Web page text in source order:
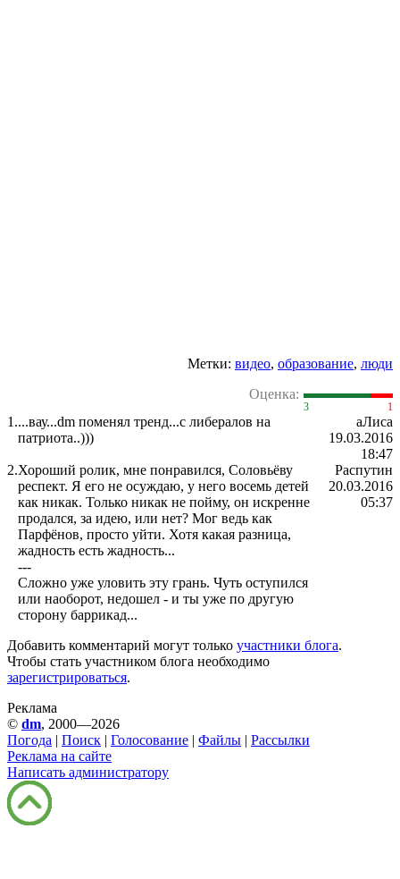
Метки: видео, образование, люди
Оценка:
3 1
1....вау...dm поменял тренд...с либералов на
патриота..)))
аЛиса
19.03.2016
18:47
2.Хороший ролик, мне понравился, Соловьёву
респект. Я его не осуждаю, у него восемь детей
как никак. Только никак не пойму, он искренне
продался, за идею, или нет? Мог ведь как
Парфёнов, просто уйти. Хотя какая разница,
жадность есть жадность...
---
Сложно уже уловить эту грань. Чуть оступился
или наоборот, недошел - и ты уже по другую
сторону баррикад...
Распутин
20.03.2016
05:37
Добавить комментарий могут только участники блога.
Чтобы стать участником блога необходимо
зарегистрироваться.
Реклама
© dm, 2000—2026
Погода | Поиск | Голосование | Файлы | Рассылки
Реклама на сайте
Написать администратору